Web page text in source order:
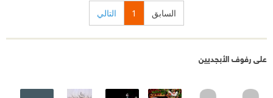
السابق 1 التالي
على رفوف الأبجديين